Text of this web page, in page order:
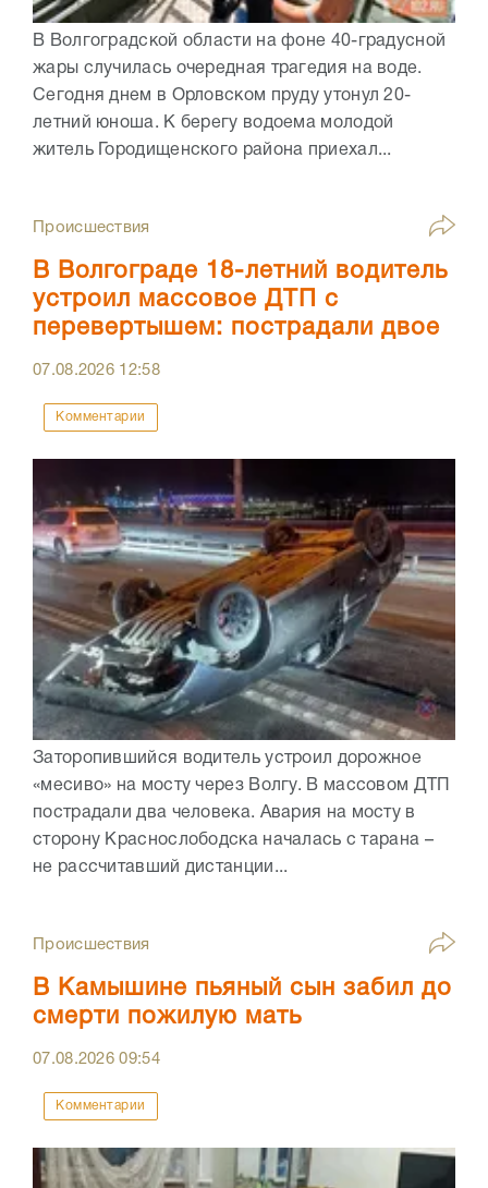
В Волгоградской области на фоне 40-градусной
жары случилась очередная трагедия на воде.
Сегодня днем в Орловском пруду утонул 20-
летний юноша. К берегу водоема молодой
житель Городищенского района приехал...
Происшествия
В Волгограде 18-летний водитель
устроил массовое ДТП с
перевертышем: пострадали двое
07.08.2026 12:58
Комментарии
Заторопившийся водитель устроил дорожное
«месиво» на мосту через Волгу. В массовом ДТП
пострадали два человека. Авария на мосту в
сторону Краснослободска началась с тарана –
не рассчитавший дистанции...
Происшествия
В Камышине пьяный сын забил до
смерти пожилую мать
07.08.202609:54
Комментарии